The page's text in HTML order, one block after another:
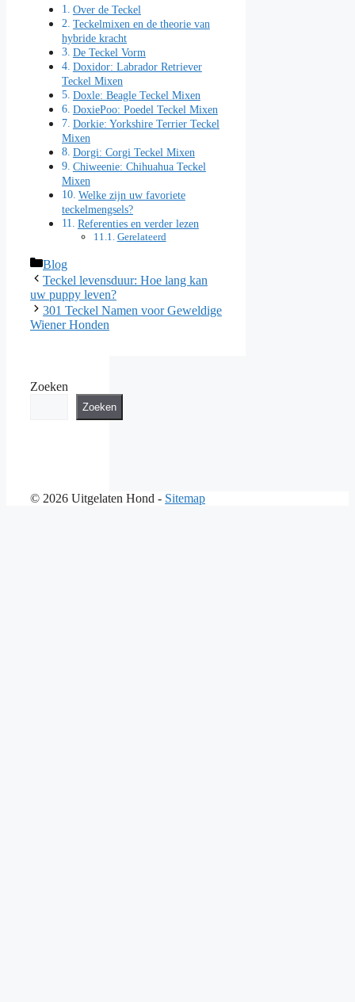
Over de Teckel
Teckelmixen en de theorie van
hybride kracht
De Teckel Vorm
Doxidor: Labrador Retriever
Teckel Mixen
Doxle: Beagle Teckel Mixen
DoxiePoo: Poedel Teckel Mixen
Dorkie: Yorkshire Terrier Teckel
Mixen
Dorgi: Corgi Teckel Mixen
Chiweenie: Chihuahua Teckel
Mixen
Welke zijn uw favoriete
teckelmengsels?
Referenties en verder lezen
Gerelateerd
Categorieën
Blog
Teckel levensduur: Hoe lang kan
uw puppy leven?
301 Teckel Namen voor Geweldige
Wiener Honden
Zoeken
Zoeken
© 2026 Uitgelaten Hond - Sitemap